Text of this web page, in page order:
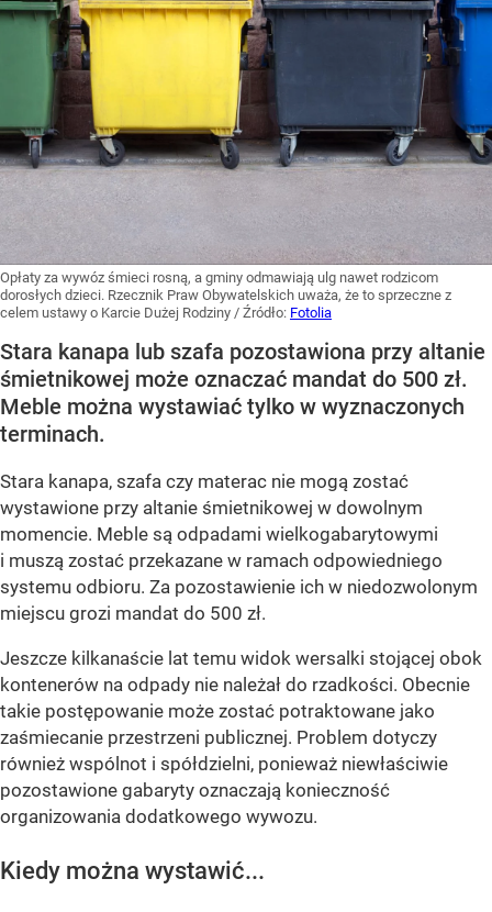
Opłaty za wywóz śmieci rosną, a gminy odmawiają ulg nawet rodzicom
dorosłych dzieci. Rzecznik Praw Obywatelskich uważa, że to sprzeczne z
celem ustawy o Karcie Dużej Rodziny / Źródło: Fotolia
Stara kanapa lub szafa pozostawiona przy altanie
śmietnikowej może oznaczać mandat do 500 zł.
Meble można wystawiać tylko w wyznaczonych
terminach.
Stara kanapa, szafa czy materac nie mogą zostać
wystawione przy altanie śmietnikowej w dowolnym
momencie. Meble są odpadami wielkogabarytowymi
i muszą zostać przekazane w ramach odpowiedniego
systemu odbioru. Za pozostawienie ich w niedozwolonym
miejscu grozi mandat do 500 zł.
Jeszcze kilkanaście lat temu widok wersalki stojącej obok
kontenerów na odpady nie należał do rzadkości. Obecnie
takie postępowanie może zostać potraktowane jako
zaśmiecanie przestrzeni publicznej. Problem dotyczy
również wspólnot i spółdzielni, ponieważ niewłaściwie
pozostawione gabaryty oznaczają konieczność
organizowania dodatkowego wywozu.
Kiedy można wystawić...